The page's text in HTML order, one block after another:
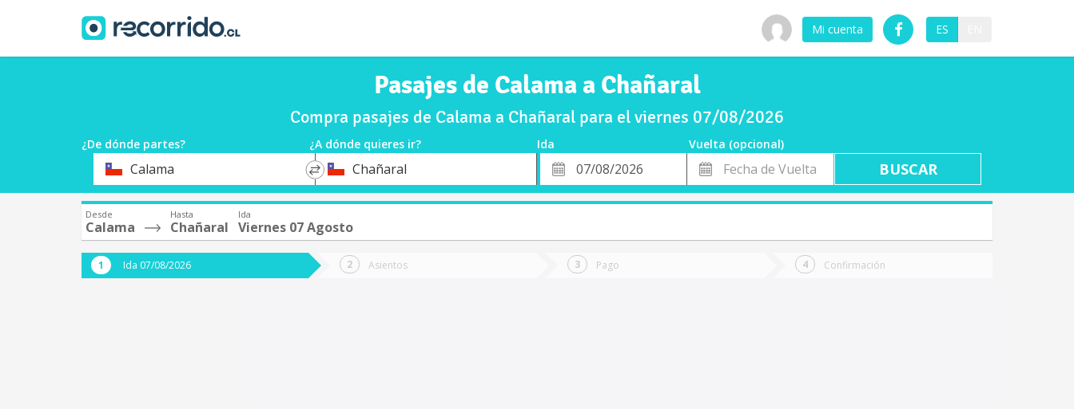
Mi cuenta ES
Pasajes de Calama a Chañaral
Compra pasajes de Calama a Chañaral para el viernes 07/08/2026
¿De dónde partes? ¿A dónde quieres ir? Ida
Vuelta (opcional)
OrigenCalama
*
DestinoChañaral
Fecha
de
Fecha
de
Vuelta
Desde
Calama
Hasta
Chañaral
Ida
Viernes 07 Agosto
Ida 07/08/2026 Asientos Pago Confirmación